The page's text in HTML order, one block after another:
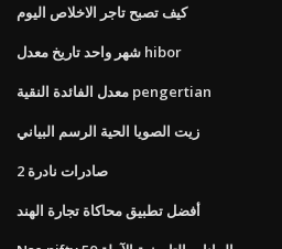
كيف تصبح تاجر الاخلاص اليوم
شهر واحد تاريخ معدل hibor
معدل الفائدة النقية pengertian
زيت الصويا الحية الرسم البياني
صادرات نادرة 2
أفضل تطبيق محاكاة تجارة الهند